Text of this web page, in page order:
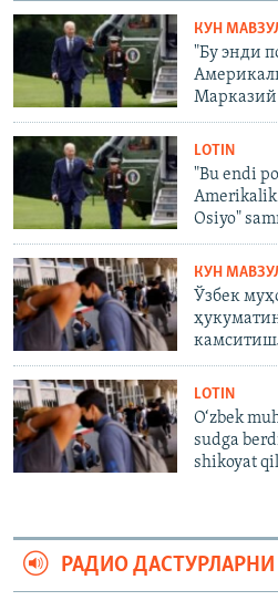
КУН
"Бу энди
Марказий
LOTIN
"Bu endi
Amerikalik
Osiyo"
КУН
Ўзбек
LOTIN
O‘zbek
sudga
shikoyat
РАДИО ДАСТУРЛАРНИ